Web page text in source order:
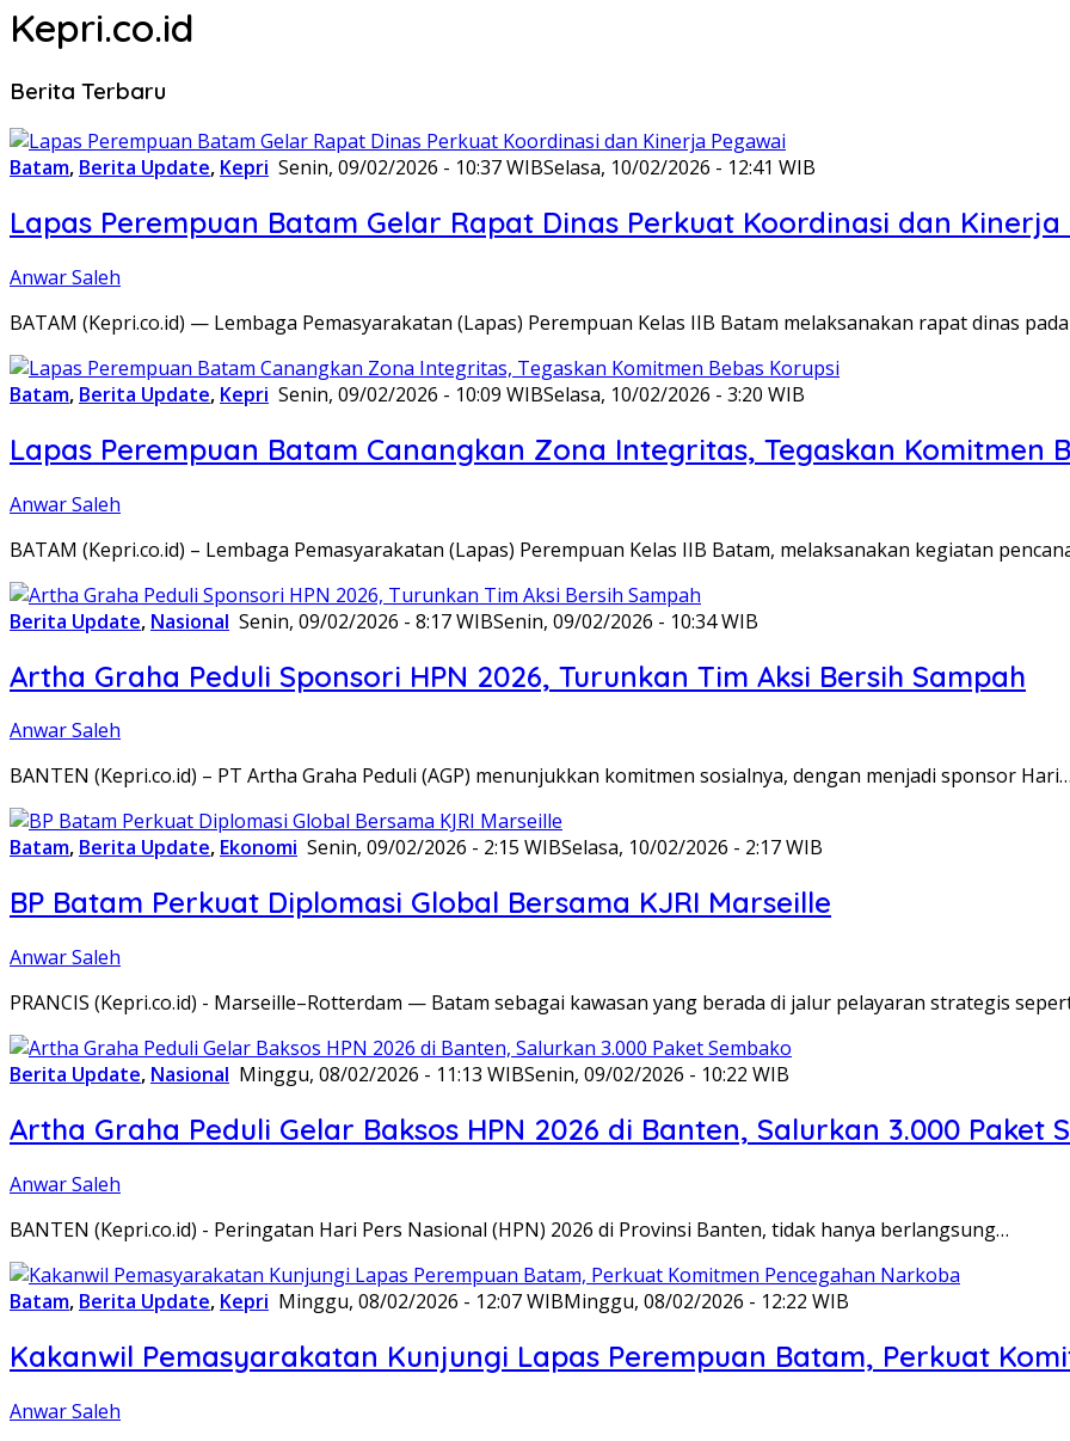
Kepri.co.id
Berita Terbaru
Batam, Berita Update, Kepri Senin, 09/02/2026 - 10:37 WIBSelasa, 10/02/2026 - 12:41 WIB
Lapas Perempuan Batam Gelar Rapat Dinas Perkuat Koordinasi dan Kinerja
Anwar Saleh
BATAM (Kepri.co.id) — Lembaga Pemasyarakatan (Lapas) Perempuan Kelas IIB Batam melaksanakan rapat dinas
Batam, Berita Update, Kepri Senin, 09/02/2026 - 10:09 WIBSelasa, 10/02/2026 - 3:20 WIB
Lapas Perempuan Batam Canangkan Zona Integritas, Tegaskan Komitmen
Anwar Saleh
BATAM (Kepri.co.id) – Lembaga Pemasyarakatan (Lapas) Perempuan Kelas IIB Batam, melaksanakan kegiatan
Berita Update, Nasional Senin, 09/02/2026 - 8:17 WIBSenin, 09/02/2026 - 10:34 WIB
Artha Graha Peduli Sponsori HPN 2026, Turunkan Tim Aksi Bersih Sampah
Anwar Saleh
BANTEN (Kepri.co.id) – PT Artha Graha Peduli (AGP) menunjukkan komitmen sosialnya, dengan menjadi sponsor Hari…
Batam, Berita Update, Ekonomi Senin, 09/02/2026 - 2:15 WIBSelasa, 10/02/2026 - 2:17 WIB
BP Batam Perkuat Diplomasi Global Bersama KJRI Marseille
Anwar Saleh
PRANCIS (Kepri.co.id) - Marseille–Rotterdam — Batam sebagai kawasan yang berada di jalur pelayaran strategis
Berita Update, Nasional Minggu, 08/02/2026 - 11:13 WIBSenin, 09/02/2026 - 10:22 WIB
Artha Graha Peduli Gelar Baksos HPN 2026 di Banten, Salurkan 3.000 Paket
Anwar Saleh
BANTEN (Kepri.co.id) - Peringatan Hari Pers Nasional (HPN) 2026 di Provinsi Banten, tidak hanya berlangsung…
Batam, Berita Update, Kepri Minggu, 08/02/2026 - 12:07 WIBMinggu, 08/02/2026 - 12:22 WIB
Kakanwil Pemasyarakatan Kunjungi Lapas Perempuan Batam, Perkuat
Anwar Saleh